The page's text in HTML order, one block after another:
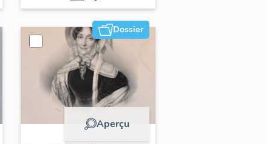
Dossier
Aperçu